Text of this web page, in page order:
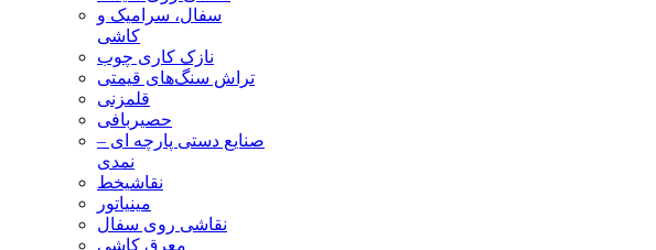
سفال، سرامیک و
کاشی
نازک کاری چوب
تراش سنگ‌های قیمتی
قلمزنی
حصیربافی
صنایع دستی پارچه ای –
نمدی
نقاشیخط
مینیاتور
نقاشی روی سفال
معرق کاشی